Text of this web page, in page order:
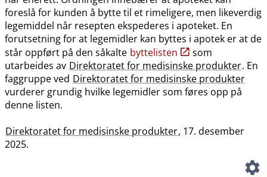
foreslå for kunden å bytte til et rimeligere, men likeverdig
legemiddel når resepten ekspederes i apoteket. En
forutsetning for at legemidler kan byttes i apotek er at de
står oppført på den såkalte byttelisten
som
utarbeides av Direktoratet for medisinske produkter. En
faggruppe ved Direktoratet for medisinske produkter
vurderer grundig hvilke legemidler som føres opp på
denne listen.
Direktoratet for medisinske produkter, 17. desember
2025.